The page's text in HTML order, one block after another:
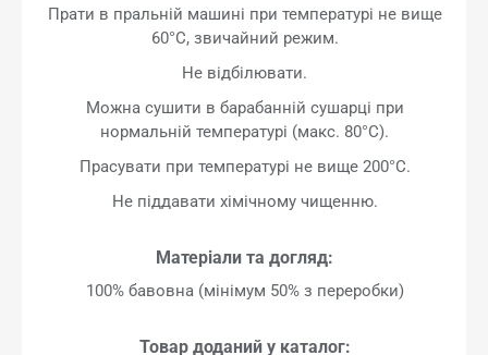
Прати в пральній машині при температурі не вище
60°C, звичайний режим.
Не відбілювати.
Можна сушити в барабанній сушарці при
нормальній температурі (макс. 80°C).
Прасувати при температурі не вище 200°C.
Не піддавати хімічному чищенню.
Матеріали та догляд:
100% бавовна (мінімум 50% з переробки)
Товар доданий у каталог: